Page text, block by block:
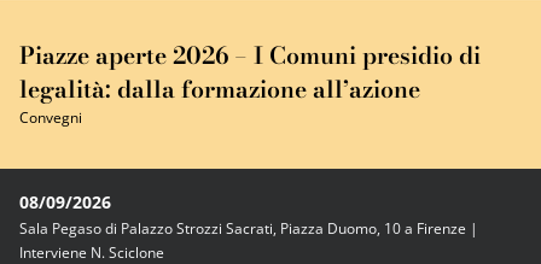
Piazze aperte 2026 – I Comuni presidio di
legalità: dalla formazione all’azione
Convegni
08/09/2026
Sala Pegaso di Palazzo Strozzi Sacrati, Piazza Duomo, 10 a Firenze |
Interviene N. Sciclone